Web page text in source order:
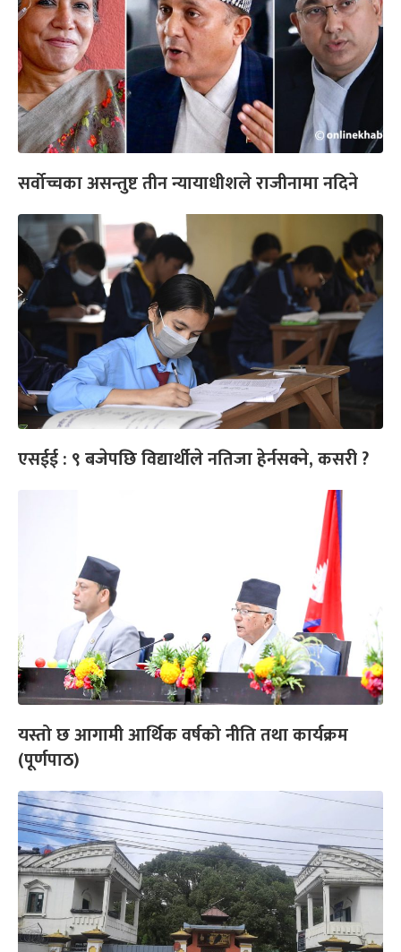
सर्वोच्चका असन्तुष्ट तीन न्यायाधीशले राजीनामा नदिने
एसईई : ९ बजेपछि विद्यार्थीले नतिजा हेर्नसक्ने, कसरी ?
यस्तो छ आगामी आर्थिक वर्षको नीति तथा कार्यक्रम
(पूर्णपाठ)